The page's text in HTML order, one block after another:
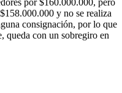
y no se realiza
consignación, por lo que
queda con un sobregiro en